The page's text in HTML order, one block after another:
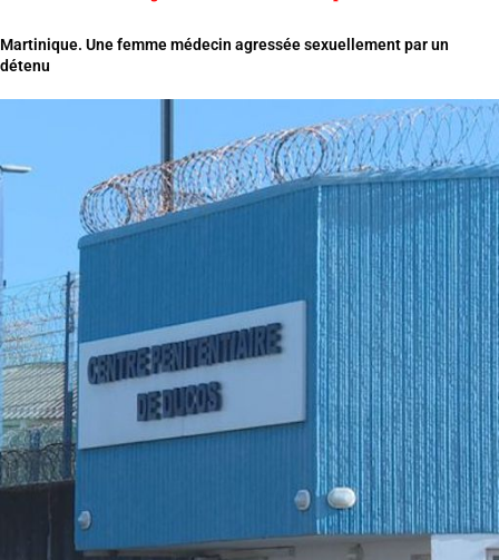
Martinique. Une femme médecin agressée sexuellement par un
détenu